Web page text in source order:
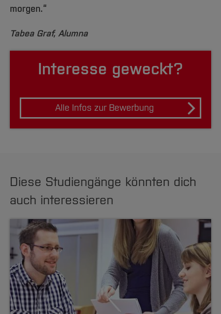
morgen.“
Tabea Graf, Alumna
Interesse geweckt?
Alle Infos zur Bewerbung
Diese Studiengänge könnten dich
auch interessieren